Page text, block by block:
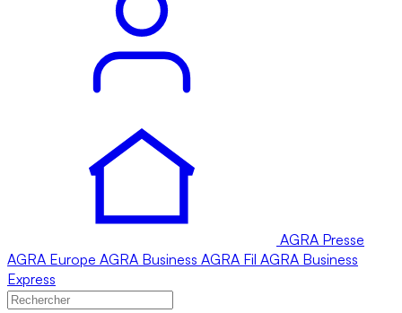
AGRA Presse
AGRA Europe AGRA Business AGRA Fil AGRA Business
Express